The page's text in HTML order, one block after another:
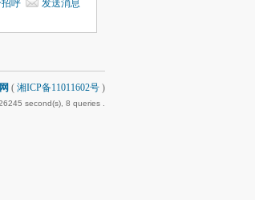
呼
发送消息
( 湘ICP备11011602号 )
second(s), 8 queries .